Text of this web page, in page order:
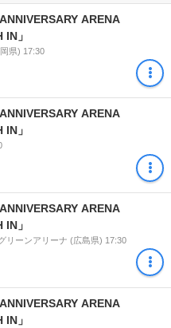
ARENA
」
県) 17:30
ARENA
」
ARENA
」
リーンアリーナ (広島県) 17:30
ARENA
」